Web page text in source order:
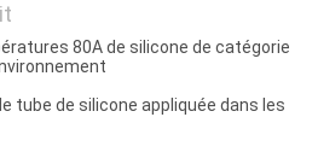
80A de silicone de catégorie
tube de silicone appliquée dans les